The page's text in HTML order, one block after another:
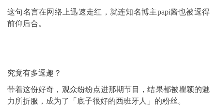
这句名言在网络上迅速走红，就连知名博主papi酱也被逗得
前仰后合。
究竟有多逗趣？
带着这份好奇，观众纷纷点进那期节目，结果都被瞿颖的魅
力所折服，成为了「底子很好的西班牙人」的粉丝。